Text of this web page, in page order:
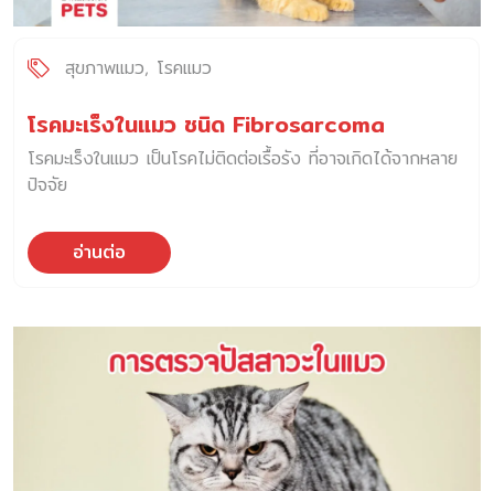
สุขภาพแมว โรคแมว
โรคมะเร็งในแมว ชนิด Fibrosarcoma
โรคมะเร็งในแมว เป็นโรคไม่ติดต่อเรื้อรัง ที่อาจเกิดได้จากหลาย
ปัจจัย
อ่านต่อ